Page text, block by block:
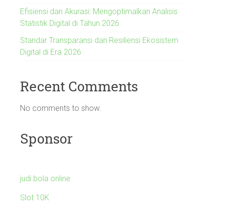
Efisiensi dan Akurasi: Mengoptimalkan Analisis
Statistik Digital di Tahun 2026
Standar Transparansi dan Resiliensi Ekosistem
Digital di Era 2026
Recent Comments
No comments to show.
Sponsor
judi bola online
Slot 10K